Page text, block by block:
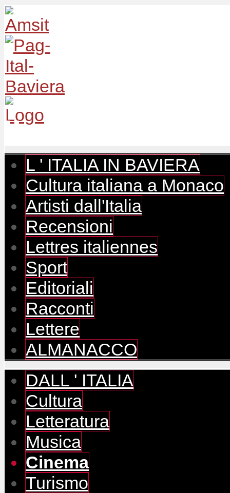
L ' ITALIA IN BAVIERA
Cultura italiana a Monaco
Artisti dall'Italia
Recensioni
Lettres italiennes
Sport
Editoriali
Racconti
Lettere
ALMANACCO
DALL ' ITALIA
Cultura
Letteratura
Musica
Cinema
Turismo